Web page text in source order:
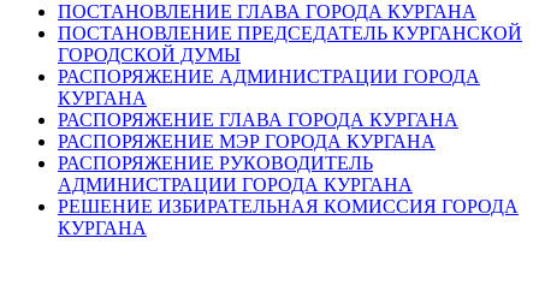
ПОСТАНОВЛЕНИЕ ГЛАВА ГОРОДА КУРГАНА
ПОСТАНОВЛЕНИЕ ПРЕДСЕДАТЕЛЬ КУРГАНСКОЙ
ГОРОДСКОЙ ДУМЫ
РАСПОРЯЖЕНИЕ АДМИНИСТРАЦИИ ГОРОДА
КУРГАНА
РАСПОРЯЖЕНИЕ ГЛАВА ГОРОДА КУРГАНА
РАСПОРЯЖЕНИЕ МЭР ГОРОДА КУРГАНА
РАСПОРЯЖЕНИЕ РУКОВОДИТЕЛЬ
АДМИНИСТРАЦИИ ГОРОДА КУРГАНА
РЕШЕНИЕ ИЗБИРАТЕЛЬНАЯ КОМИССИЯ ГОРОДА
КУРГАНА